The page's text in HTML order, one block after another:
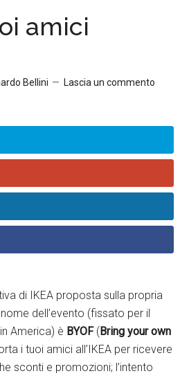
amici
Bellini
Lascia un commento
di IKEA proposta sulla propria
nome dell’evento (fissato per il
America) è BYOF ( Bring your own
i tuoi amici all’IKEA per ricevere
sconti e promozioni; l’intento